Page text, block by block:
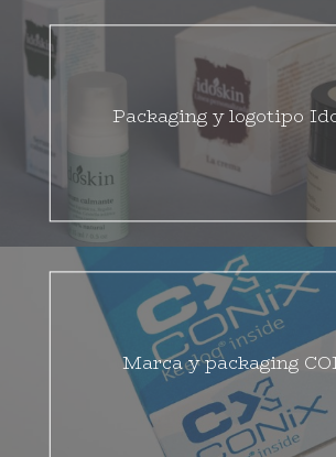
Packaging y logotipo
Marca y packaging